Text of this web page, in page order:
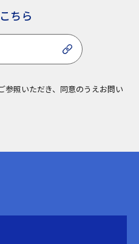
ちら
参照いただき、同意のうえお問い